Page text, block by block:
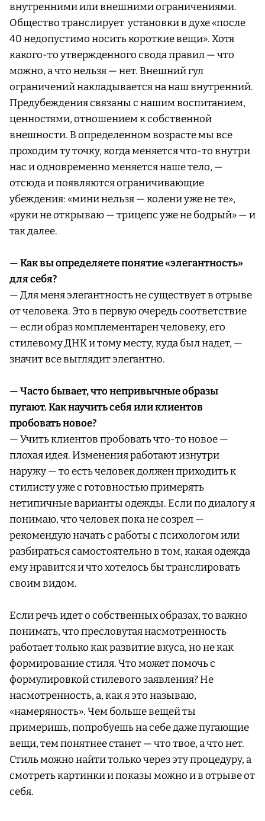
внутренними или внешними ограничениями.
Общество транслирует установки в духе «после
40 недопустимо носить короткие вещи». Хотя
какого-то утвержденного свода правил — что
можно, а что нельзя — нет. Внешний гул
ограничений накладывается на наш внутренний.
Предубеждения связаны с нашим воспитанием,
ценностями, отношением к собственной
внешности. В определенном возрасте мы все
проходим ту точку, когда меняется что-то внутри
нас и одновременно меняется наше тело, —
отсюда и появляются ограничивающие
убеждения: «мини нельзя — колени уже не те»,
«руки не открываю — трицепс уже не бодрый» — и
так далее.
— Как вы определяете понятие «элегантность»
для себя?
— Для меня элегантность не существует в отрыве
от человека. Это в первую очередь соответствие
— если образ комплементарен человеку, его
стилевому ДНК и тому месту, куда был надет, —
значит все выглядит элегантно.
— Часто бывает, что непривычные образы
пугают. Как научить себя или клиентов
пробовать новое?
— Учить клиентов пробовать что-то новое —
плохая идея. Изменения работают изнутри
наружу — то есть человек должен приходить к
стилисту уже с готовностью примерять
нетипичные варианты одежды. Если по диалогу я
понимаю, что человек пока не созрел —
рекомендую начать с работы с психологом или
разбираться самостоятельно в том, какая одежда
ему нравится и что хотелось бы транслировать
своим видом.
Если речь идет о собственных образах, то важно
понимать, что пресловутая насмотренность
работает только как развитие вкуса, но не как
формирование стиля. Что может помочь с
формулировкой стилевого заявления? Не
насмотренность, а, как я это называю,
«намеряность». Чем больше вещей ты
примеришь, попробуешь на себе даже пугающие
вещи, тем понятнее станет — что твое, а что нет.
Стиль можно найти только через эту процедуру, а
смотреть картинки и показы можно и в отрыве от
себя.